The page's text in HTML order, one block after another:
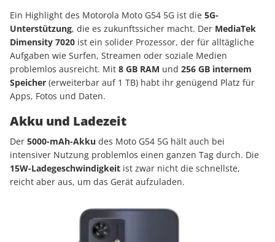
Ein Highlight des Motorola Moto G54 5G ist die 5G-
Unterstützung, die es zukunftssicher macht. Der MediaTek
Dimensity 7020 ist ein solider Prozessor, der für alltägliche
Aufgaben wie Surfen, Streamen oder soziale Medien
problemlos ausreicht. Mit 8 GB RAM und 256 GB internem
Speicher (erweiterbar auf 1 TB) habt ihr genügend Platz für
Apps, Fotos und Daten.
Akku und Ladezeit
Der 5000-mAh-Akku des Moto G54 5G hält auch bei
intensiver Nutzung problemlos einen ganzen Tag durch. Die
15W-Ladegeschwindigkeit ist zwar nicht die schnellste,
reicht aber aus, um das Gerät aufzuladen.